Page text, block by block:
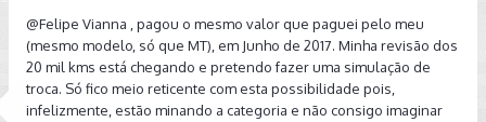
@Felipe Vianna , pagou o mesmo valor que paguei pelo meu
(mesmo modelo, só que MT), em Junho de 2017. Minha revisão dos
20 mil kms está chegando e pretendo fazer uma simulação de
troca. Só fico meio reticente com esta possibilidade pois,
infelizmente, estão minando a categoria e não consigo imaginar